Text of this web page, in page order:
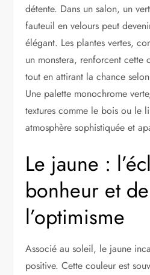
détente. Dans un salon, un
fauteuil en velours peut
élégant. Les plantes vertes,
un monstera, renforcent cette
tout en attirant la chance
Une palette monochrome
textures comme le bois ou le
atmosphère sophistiquée et
Le jaune :
bonheur et de
l’optimisme
Associé au soleil, le jaune
positive. Cette couleur est